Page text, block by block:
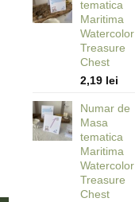
Treasure Chest
fost:
33,00 lei.
tematica
Maritima
Watercolor
Treasure
Chest
2,19 lei
Numar de
Masa
tematica
Maritima
Watercolor
Treasure
Chest